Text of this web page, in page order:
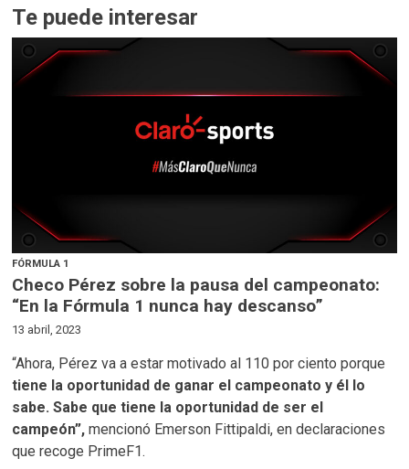
Te puede interesar
FÓRMULA 1
Checo Pérez sobre la pausa del campeonato:
“En la Fórmula 1 nunca hay descanso”
13 abril, 2023
“Ahora, Pérez va a estar motivado al 110 por ciento porque
tiene la oportunidad de ganar el campeonato y él lo
sabe. Sabe que tiene la oportunidad de ser el
campeón”, mencionó Emerson Fittipaldi, en declaraciones
que recoge PrimeF1.